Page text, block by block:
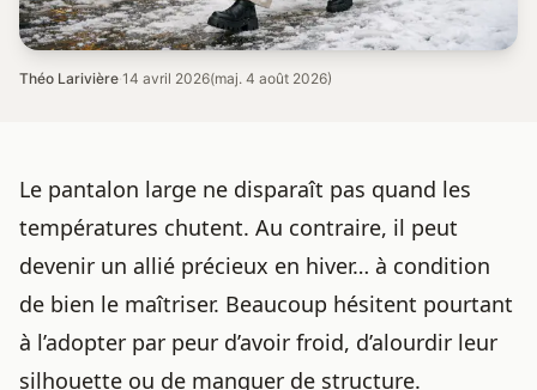
Théo Larivière·14 avril 2026(maj. 4 août 2026)
Le pantalon large ne disparaît pas quand les
températures chutent. Au contraire, il peut
devenir un allié précieux en hiver… à condition
de bien le maîtriser. Beaucoup hésitent pourtant
à l’adopter par peur d’avoir froid, d’alourdir leur
silhouette ou de manquer de structure.